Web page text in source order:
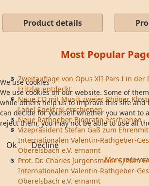
Product details
Most Popular
Zweitauflage von Opus XII Pars I in der
Fritzlar entdeckt
Neue CD mit Musik zweier Rhöner
Label Spektral erschienen
Neue Rathgeber-Biografie erschienen
Vizepräsident Stefan Gaß zum
Internationalen Valentin-Rathgeber-
Oberelsbach e.V. ernannt
Prof. Dr. Charles Jurgensmeier SJ zum
Internationalen Valentin-Rathgeber-
Oberelsbach e.V. ernannt
We use cookies
We use cookies on our website. Some of
while others help us to improve this site and
can decide for yourself whether you want to
reject them, you may not be able to use all
Ok Decline
More